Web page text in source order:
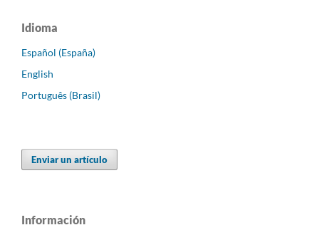
Idioma
Español (España)
English
Português (Brasil)
Enviar un artículo
Información